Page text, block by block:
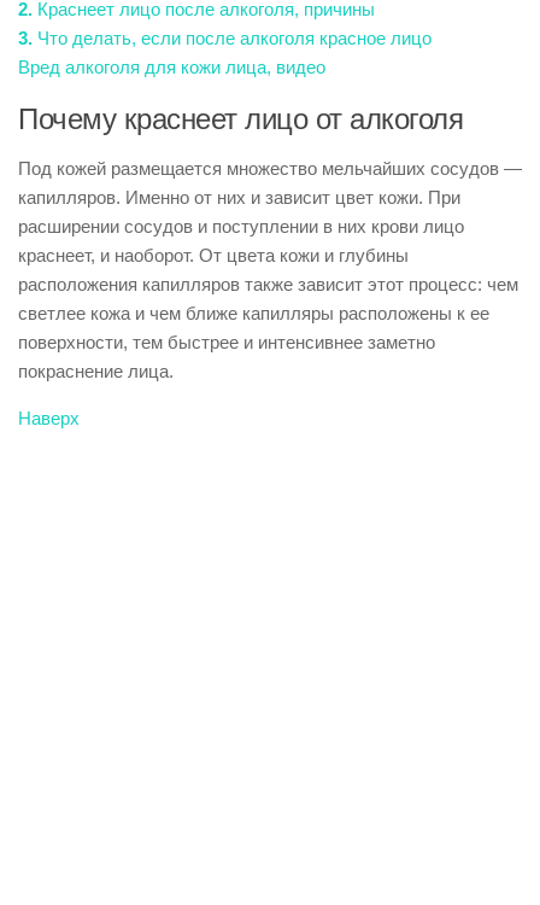
2. Краснеет лицо после алкоголя, причины
3. Что делать, если после алкоголя красное лицо
Вред алкоголя для кожи лица, видео
Почему краснеет лицо от алкоголя
Под кожей размещается множество мельчайших сосудов —
капилляров. Именно от них и зависит цвет кожи. При
расширении сосудов и поступлении в них крови лицо
краснеет, и наоборот. От цвета кожи и глубины
расположения капилляров также зависит этот процесс: чем
светлее кожа и чем ближе капилляры расположены к ее
поверхности, тем быстрее и интенсивнее заметно
покраснение лица.
Наверх